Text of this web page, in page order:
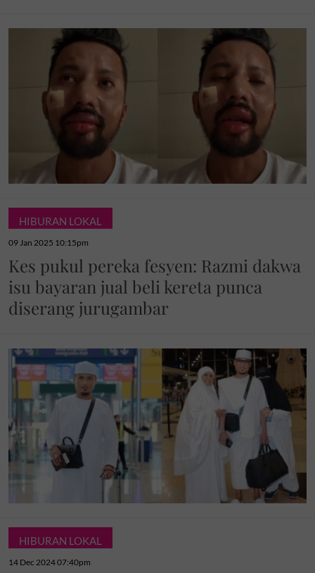
HIBURAN LOKAL
09 Jan 2025 10:15pm
Kes pukul pereka fesyen: Razmi dakwa
isu bayaran jual beli kereta punca
diserang jurugambar
HIBURAN LOKAL
14 Dec 2024 07:40pm